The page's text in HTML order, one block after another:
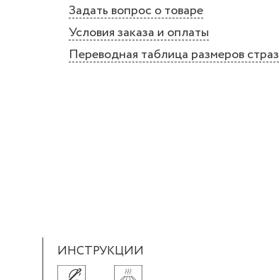
Задать вопрос о товаре
Условия заказа и оплаты
Переводная таблица размеров страз
ИНСТРУКЦИИ